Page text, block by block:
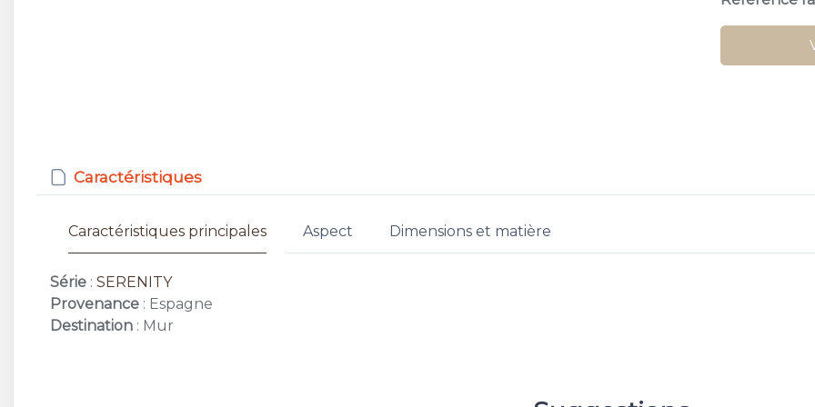
Caractéristiques
Caractéristiques principales Aspect Dimensions et matière
Série : SERENITY
Provenance : Espagne
Destination : Mur